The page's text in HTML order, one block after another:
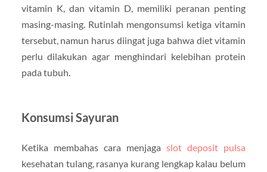
vitamin K, dan vitamin D, memiliki peranan penting
masing-masing. Rutinlah mengonsumsi ketiga vitamin
tersebut, namun harus diingat juga bahwa diet vitamin
perlu dilakukan agar menghindari kelebihan protein
pada tubuh.
Konsumsi Sayuran
Ketika membahas cara menjagaslot deposit pulsa
kesehatan tulang, rasanya kurang lengkap kalau belum